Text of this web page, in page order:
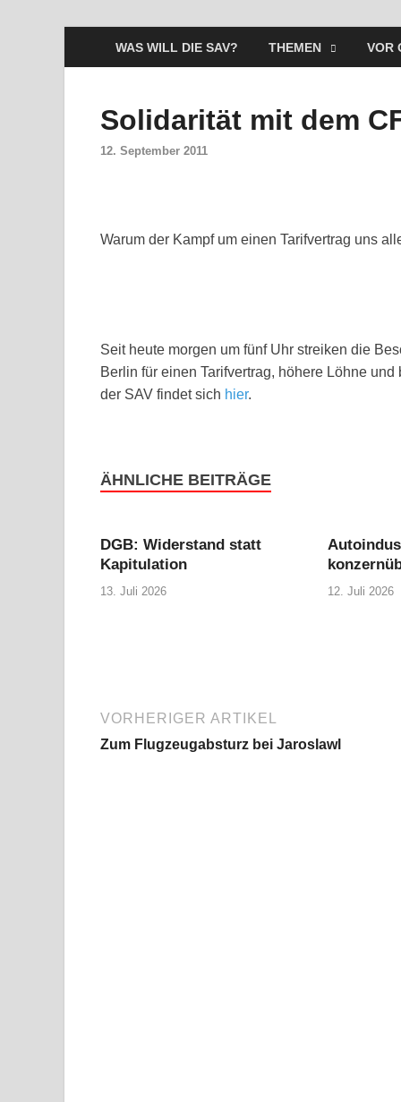
WAS WILL DIE SAV? THEMEN VOR
Solidarität mit dem
12. September 2011
Warum der Kampf um einen Tarifvertrag uns
Seit heute morgen um fünf Uhr streiken die
Berlin für einen Tarifvertrag, höhere Löhne
der SAV findet sich hier.
ÄHNLICHE BEITRÄGE
DGB: Widerstand statt
Kapitulation
13. Juli 2026 12. Juli 2026
VORHERIGER ARTIKEL
Zum Flugzeugabsturz bei Jaroslawl